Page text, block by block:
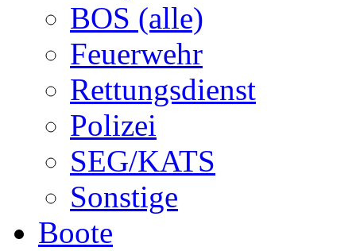
BOS (alle)
Feuerwehr
Rettungsdienst
Polizei
SEG/KATS
Sonstige
Boote